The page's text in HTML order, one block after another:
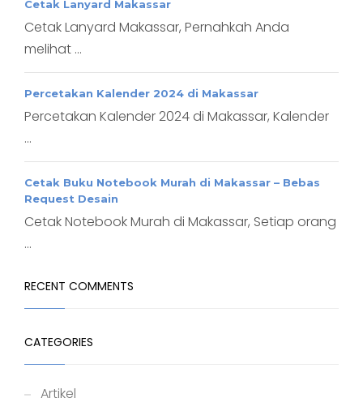
Cetak Lanyard Makassar
Cetak Lanyard Makassar, Pernahkah Anda
melihat ...
Percetakan Kalender 2024 di Makassar
Percetakan Kalender 2024 di Makassar, Kalender
...
Cetak Buku Notebook Murah di Makassar – Bebas
Request Desain
Cetak Notebook Murah di Makassar, Setiap orang
...
RECENT COMMENTS
CATEGORIES
Artikel